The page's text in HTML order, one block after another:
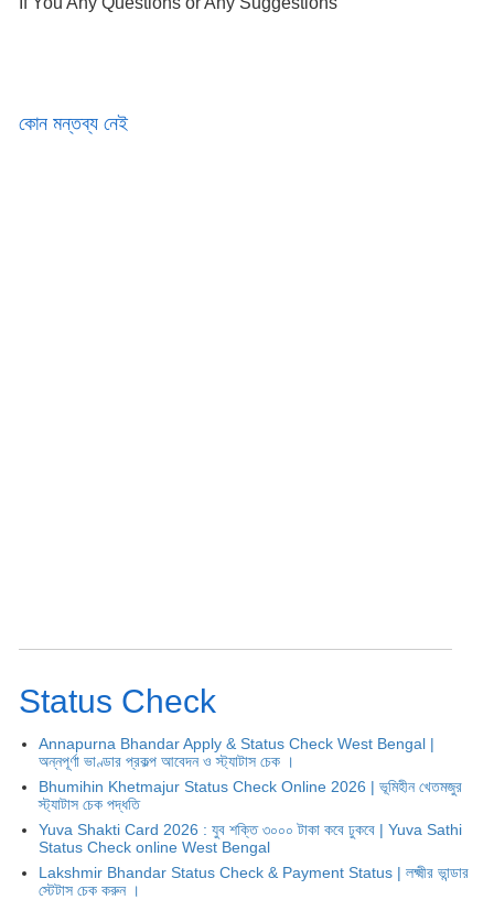
কোন মন্তব্য নেই
Status Check
Annapurna Bhandar Apply & Status Check West Bengal |
অন্নপূর্ণা ভাণ্ডার প্রকল্প আবেদন ও স্ট্যাটাস চেক ।
Bhumihin Khetmajur Status Check Online 2026 | ভূমিহীন খেতমজুর
স্ট্যাটাস চেক পদ্ধতি
Yuva Shakti Card 2026 : যুব শক্তি ৩০০০ টাকা কবে ঢুকবে | Yuva Sathi
Status Check online West Bengal
Lakshmir Bhandar Status Check & Payment Status | লক্ষ্মীর ভান্ডার
স্টেটাস চেক করুন ।